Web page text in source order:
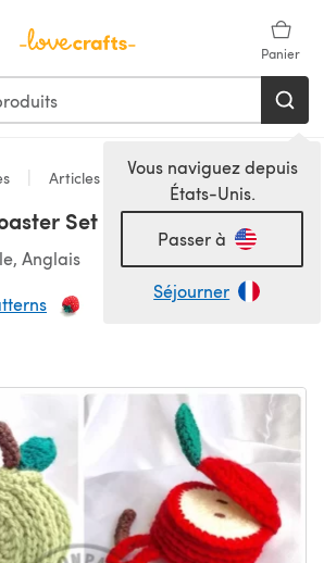
Panier
Vous naviguez depuis
États-Unis.
Passer à
Séjourner
Articles pour la maison
Set
Anglais